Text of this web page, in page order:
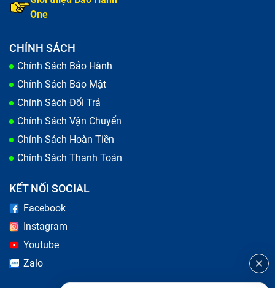
One
CHÍNH SÁCH
Chính Sách Bảo Hành
Chính Sách Bảo Mật
Chính Sách Đổi Trả
Chính Sách Vận Chuyển
Chính Sách Hoàn Tiền
Chính Sách Thanh Toán
KẾT NỐI SOCIAL
Facebook
Instagram
Youtube
Zalo